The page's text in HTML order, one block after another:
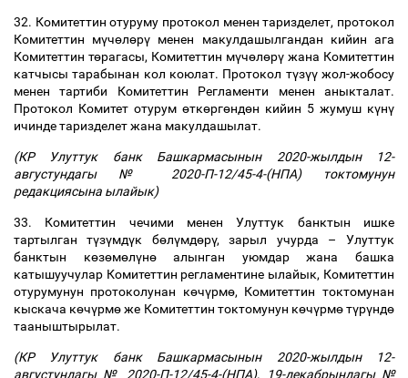
32. Комитеттин отуруму протокол менен таризделет, протокол
Комитеттин мүчөлөрү менен макулдашылгандан кийин ага
Комитеттин төрагасы, Комитеттин мүчөлөрү жана Комитеттин
катчысы тарабынан кол коюлат. Протокол түзүүжол-жобосу
менен тартиби Комитеттин Регламенти менен аныкталат.
Протокол Комитет отурум өткөргөндөн кийин 5 жумуш күнү
ичинде таризделет жана макулдашылат.
(КР Улуттук банк Башкармасынын 2020-жылдын 12-
августундагы № 2020-П-12/45-4-(НПА) токтомунун
редакциясына ылайык)
33. Комитеттин чечими менен Улуттук банктын ишке
тартылган түзүмдүк бөлүмдөрү, зарыл учурда – Улуттук
банктын көзөмөлүнөалынган уюмдар жана башка
катышуучулар Комитеттин регламентине ылайык, Комитеттин
отурумунун протоколунан көчүрмө, Комитеттин токтомунан
кыскача көчүрмөже Комитеттин токтомунун көчүрмөтүрүндө
тааныштырылат.
(КР Улуттук банк Башкармасынын 2020-жылдын 12-
августундагы № 2020-П-12/45-4-(НПА), 19-декабрындагы №